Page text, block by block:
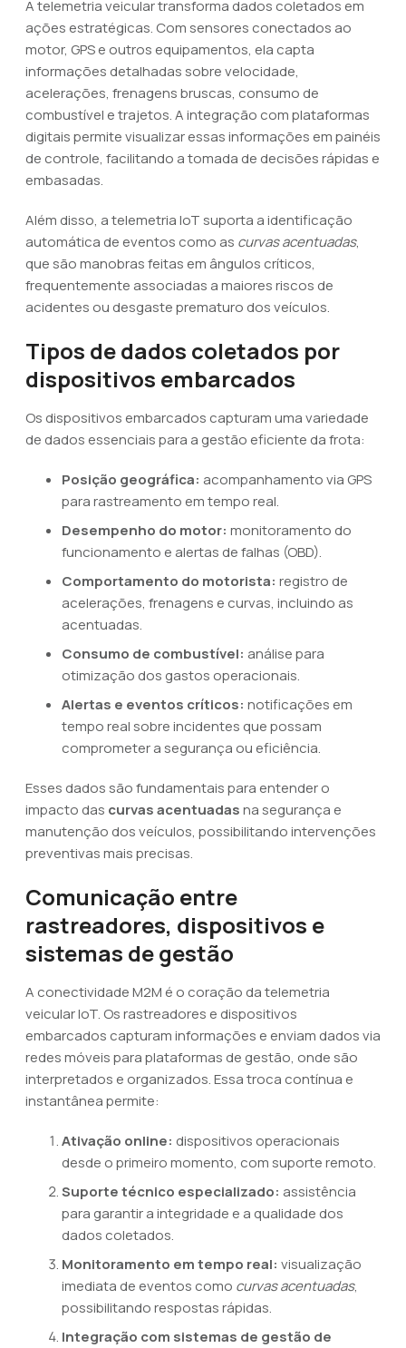
A telemetria veicular transforma dados coletados em
ações estratégicas. Com sensores conectados ao
motor, GPS e outros equipamentos, ela capta
informações detalhadas sobre velocidade,
acelerações, frenagens bruscas, consumo de
combustível e trajetos. A integração com plataformas
digitais permite visualizar essas informações em painéis
de controle, facilitando a tomada de decisões rápidas e
embasadas.
Além disso, a telemetria IoT suporta a identificação
automática de eventos como as curvas acentuadas,
que são manobras feitas em ângulos críticos,
frequentemente associadas a maiores riscos de
acidentes ou desgaste prematuro dos veículos.
Tipos de dados coletados por
dispositivos embarcados
Os dispositivos embarcados capturam uma variedade
de dados essenciais para a gestão eficiente da frota:
Posição geográfica: acompanhamento via GPS
para rastreamento em tempo real.
Desempenho do motor: monitoramento do
funcionamento e alertas de falhas (OBD).
Comportamento do motorista: registro de
acelerações, frenagens e curvas, incluindo as
acentuadas.
Consumo de combustível: análise para
otimização dos gastos operacionais.
Alertas e eventos críticos: notificações em
tempo real sobre incidentes que possam
comprometer a segurança ou eficiência.
Esses dados são fundamentais para entender o
impacto das curvas acentuadasna segurança e
manutenção dos veículos, possibilitando intervenções
preventivas mais precisas.
Comunicação entre
rastreadores, dispositivos e
sistemas de gestão
A conectividade M2M é o coração da telemetria
veicular IoT. Os rastreadores e dispositivos
embarcados capturam informações e enviam dados via
redes móveis para plataformas de gestão, onde são
interpretados e organizados. Essa troca contínua e
instantânea permite:
Ativação online: dispositivos operacionais
desde o primeiro momento, com suporte remoto.
Suporte técnico especializado: assistência
para garantir a integridade e a qualidade dos
dados coletados.
Monitoramento em tempo real: visualização
imediata de eventos como curvas acentuadas,
possibilitando respostas rápidas.
Integração com sistemas de gestão de